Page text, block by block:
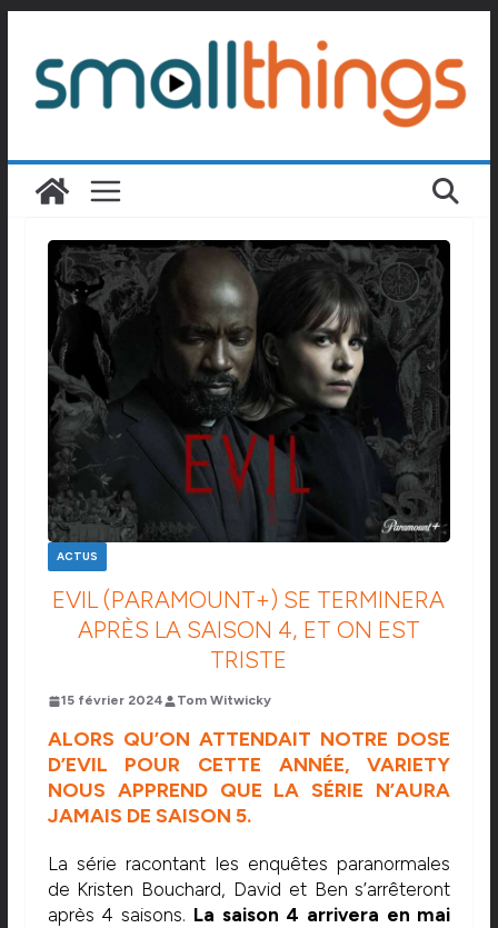
contenu
ACTUS
EVIL (PARAMOUNT+) SE TERMINERA
APRÈS LA SAISON 4, ET ON EST
TRISTE
15 février 2024 Tom Witwicky
ALORS QU’ON ATTENDAIT NOTRE DOSE
D’EVIL POUR CETTE ANNÉE,VARIETY
NOUS APPREND QUE LA SÉRIE N’AURA
JAMAIS DE SAISON 5.
La série racontant les enquêtes paranormales
de Kristen Bouchard, David et Ben s’arrêteront
après 4 saisons. La saison 4 arrivera en mai